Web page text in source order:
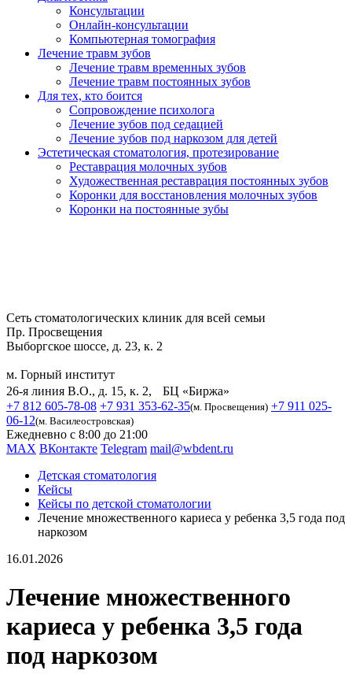
Консультации
Онлайн-консультации
Компьютерная томография
Лечение травм зубов
Лечение травм временных зубов
Лечение травм постоянных зубов
Для тех, кто боится
Сопровождение психолога
Лечение зубов под седацией
Лечение зубов под наркозом для детей
Эстетическая стоматология, протезирование
Реставрация молочных зубов
Художественная реставрация постоянных зубов
Коронки для восстановления молочных зубов
Коронки на постоянные зубы
Сеть стоматологических клиник для всей семьи
Пр. Просвещения
Выборгское шоссе, д. 23, к. 2
м. Горный институт
26-я линия В.О., д. 15, к. 2, БЦ «Биржа»
+7 812 605-78-08 +7 931 353-62-35(м. Просвещения) +7 911 025-
06-12(м. Василеостровская)
Ежедневно с 8:00 до 21:00
MAX ВКонтакте Telegram mail@wbdent.ru
Детская стоматология
Кейсы
Кейсы по детской стоматологии
Лечение множественного кариеса у ребенка 3,5 года под
наркозом
16.01.2026
Лечение множественного
кариеса у ребенка 3,5 года
под наркозом